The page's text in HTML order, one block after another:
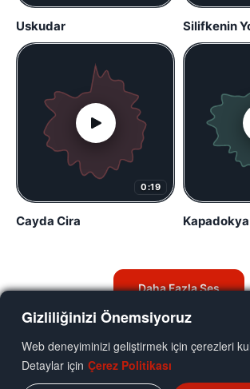
Gizliliğinizi Önemsiyoruz
Web deneyiminizi geliştirmek için çerezleri
Detaylar için Çerez Politikası
Uskudar Silifkenin
0:19
Cayda Cira Kapadokya
Daha Fazla Ses